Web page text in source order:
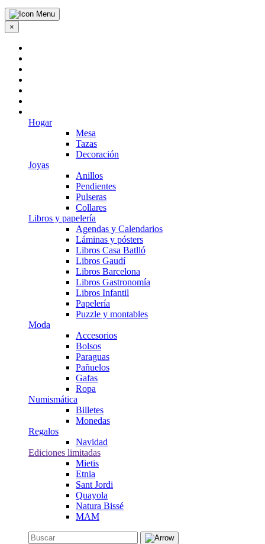
×
Hogar
Mesa
Tazas
Decoración
Joyas
Anillos
Pendientes
Pulseras
Collares
Libros y papelería
Agendas y Calendarios
Láminas y pósters
Libros Casa Batlló
Libros Gaudí
Libros Barcelona
Libros Gastronomía
Libros Infantil
Papelería
Puzzle y montables
Moda
Accesorios
Bolsos
Paraguas
Pañuelos
Gafas
Ropa
Numismática
Billetes
Monedas
Regalos
Navidad
Ediciones limitadas
Mietis
Etnia
Sant Jordi
Quayola
Natura Bissé
MAM